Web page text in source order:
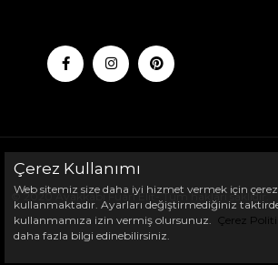
© 2020 Ayakkabı Fuarı Elit- Tüm hakları saklıdır.
Çerez Kullanımı
Web sitemiz size daha iyi hizmet vermek için
kullanmaktadır. Ayarları değiştirmediğiniz
kullanmamıza izin vermiş olursunuz. Çerez
daha fazla bilgi edinebilirsiniz.